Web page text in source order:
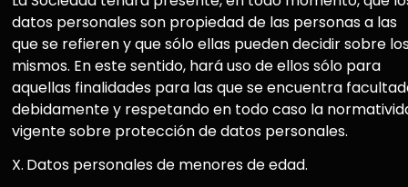
datos personales son propiedad de las personas a las
que se refieren y que sólo ellas pueden decidir sobre
mismos. En este sentido, hará uso de ellos sólo para
aquellas finalidades para las que se encuentra
debidamente y respetando en todo caso la
vigente sobre protección de datos personales.
X. Datos personales de menores de edad.